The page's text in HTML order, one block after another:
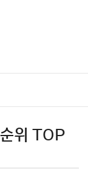
위 TOP